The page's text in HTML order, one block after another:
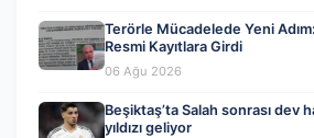
Terörle Mücadelede Yeni
Resmi Kayıtlara Girdi
06 Ağu 2026
Beşiktaş’ta Salah sonrası dev
yıldızı geliyor